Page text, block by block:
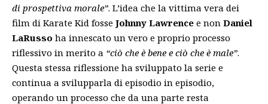
di prospettiva morale”. L’idea che la vittima vera dei
film di Karate Kid fosse Johnny Lawrence e non Daniel
LaRusso ha innescato un vero e proprio processo
riflessivo in merito a “ciò che è bene e ciò che è male”.
Questa stessa riflessione ha sviluppato la serie e
continua a svilupparla di episodio in episodio,
operando un processo che da una parte resta